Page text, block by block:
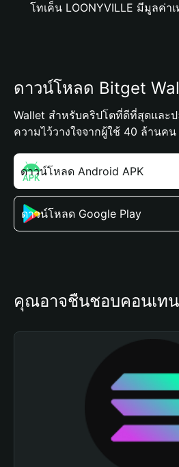
โทเค็น LOONYVILLE มีมูลค่าเ
ดาวน์โหลด Bitget
Wallet สำหรับคริปโตที่ดีที่สุดและ
ความไว้วางใจจากผู้ใช้ 40 ล้านคน
ดาวน์โหลด Android APK
ดาวน์โหลด Google Play
คุณอาจชื่นชอบคอนเท